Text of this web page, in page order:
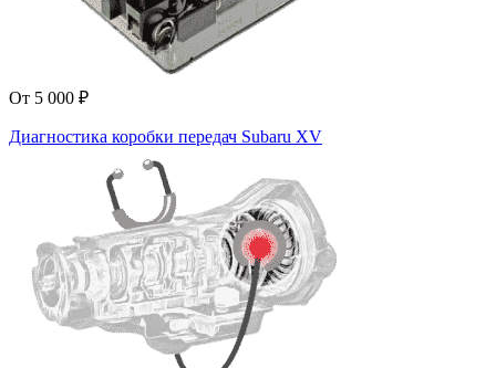
От 5 000 ₽
Диагностика коробки передач Subaru XV